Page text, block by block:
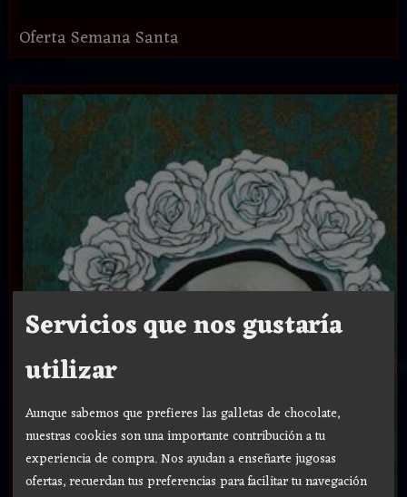
Oferta Semana Santa
Servicios que nos gustaría
utilizar
Aunque sabemos que prefieres las galletas de chocolate,
nuestras cookies son una importante contribución a tu
experiencia de compra. Nos ayudan a enseñarte jugosas
ofertas, recuerdan tus preferencias para facilitar tu navegación